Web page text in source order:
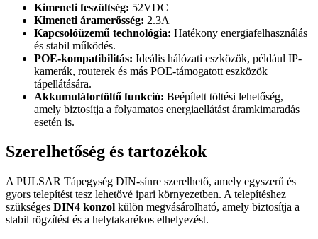
Kimeneti feszültség: 52VDC
Kimeneti áramerősség: 2.3A
Kapcsolóüzemű technológia: Hatékony energiafelhasználás
és stabil működés.
POE-kompatibilitás: Ideális hálózati eszközök, például IP-
kamerák, routerek és más POE-támogatott eszközök
tápellátására.
Akkumulátortöltő funkció: Beépített töltési lehetőség,
amely biztosítja a folyamatos energiaellátást áramkimaradás
esetén is.
Szerelhetőség és tartozékok
A PULSAR Tápegység DIN-sínre szerelhető, amely egyszerű és
gyors telepítést tesz lehetővé ipari környezetben. A telepítéshez
szükséges DIN4 konzol külön megvásárolható, amely biztosítja a
stabil rögzítést és a helytakarékos elhelyezést.